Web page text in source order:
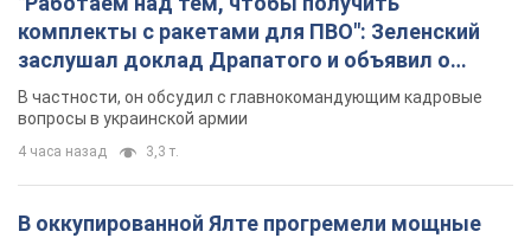
комплекты с ракетами для ПВО": Зеленский
заслушал доклад Драпатого и объявил о
новых мерах
В частности, он обсудил с главнокомандующим кадровые
вопросы в украинской армии
4 часа назад 3,3 т.
В оккупированной Ялте прогремели мощные